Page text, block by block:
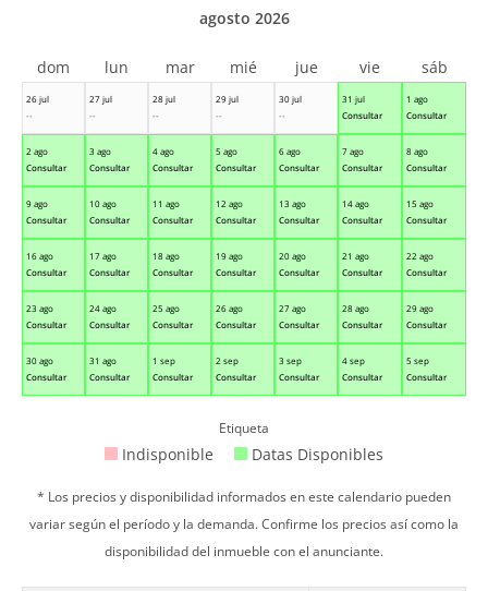
26 jul
--
27 jul
--
28 jul
--
29 jul
--
30 jul
--
31 jul
Consultar
1 ago
Consultar
2 ago
Consultar
3 ago
Consultar
4 ago
Consultar
5 ago
Consultar
6 ago
Consultar
7 ago
Consultar
8 ago
Consultar
9 ago
Consultar
10 ago
Consultar
11 ago
Consultar
12 ago
Consultar
13 ago
Consultar
14 ago
Consultar
15 ago
Consultar
16 ago
Consultar
17 ago
Consultar
18 ago
Consultar
19 ago
Consultar
20 ago
Consultar
21 ago
Consultar
22 ago
Consultar
23 ago
Consultar
24 ago
Consultar
25 ago
Consultar
26 ago
Consultar
27 ago
Consultar
28 ago
Consultar
29 ago
Consultar
30 ago
Consultar
31 ago
Consultar
1 sep
Consultar
2 sep
Consultar
3 sep
Consultar
4 sep
Consultar
5 sep
Consultar
agosto 2026
dom lun mar mié jue vie sáb
Etiqueta
Indisponible Datas Disponibles
* Los precios y disponibilidad informados en este calendario pueden
variar según el período y la demanda. Confirme los precios así como la
disponibilidad del inmueble con el anunciante.